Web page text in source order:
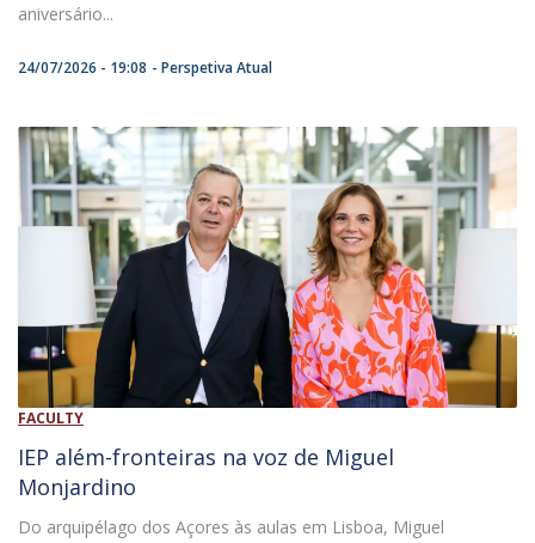
aniversário...
24/07/2026 - 19:08 Perspetiva Atual
FACULTY
IEP além-fronteiras na voz de Miguel
Monjardino
Do arquipélago dos Açores às aulas em Lisboa, Miguel